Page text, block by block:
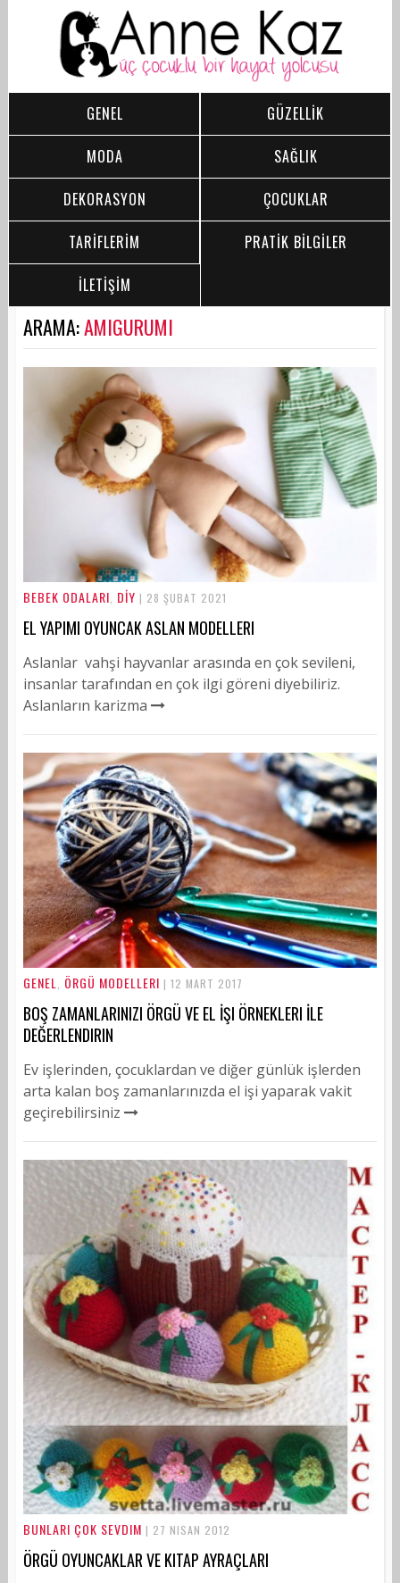
GENEL
GÜZELLİK
MODA
SAĞLIK
DEKORASYON
ÇOCUKLAR
TARİFLERİM
PRATİK BİLGİLER
İLETİŞİM
ARAMA:AMIGURUMI
BEBEK ODALARI DİY | 28 ŞUBAT 2021
EL YAPIMI OYUNCAK ASLAN MODELLERI
Aslanlar vahşi hayvanlar arasında en çok sevileni,
insanlar tarafından en çok ilgi göreni diyebiliriz.
Aslanların karizma
GENEL ÖRGÜ MODELLERI | 12 MART 2017
BOŞ ZAMANLARINIZI ÖRGÜ VE EL İŞI ÖRNEKLERI İLE
DEĞERLENDIRIN
Ev işlerinden, çocuklardan ve diğer günlük işlerden
arta kalan boş zamanlarınızda el işi yaparak vakit
geçirebilirsiniz
BUNLARI ÇOK SEVDIM | 27 NISAN 2012
ÖRGÜ OYUNCAKLAR VE KITAP AYRAÇLARI